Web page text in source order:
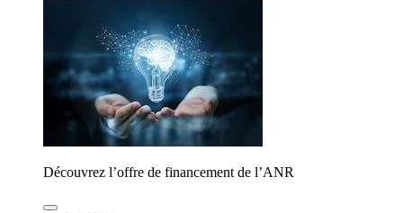
Découvrez l’offre de financement de l’ANR